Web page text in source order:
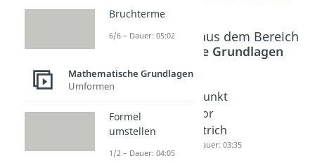
Beliebte Inhalte aus dem Bereich
Mathematische Grundlagen
vgesetz
Dauer: 03:37 Dauer: 03:46
Punkt
vor
Strich
Dauer: 03:35
Bruchterme
6/6 – Dauer: 05:02
Mathematische Grundlagen
Umformen
Formel
umstellen
1/2 – Dauer: 04:05